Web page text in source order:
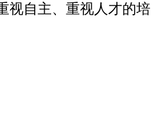
视自主、重视人才的培